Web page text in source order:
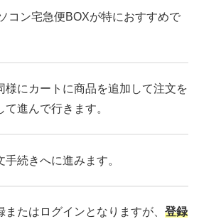
コン宅急便BOXが特におすすめで
様にカートに商品を追加して注文を
進んで行きます。
続きへに進みます。
たはログインとなりますが、 登録